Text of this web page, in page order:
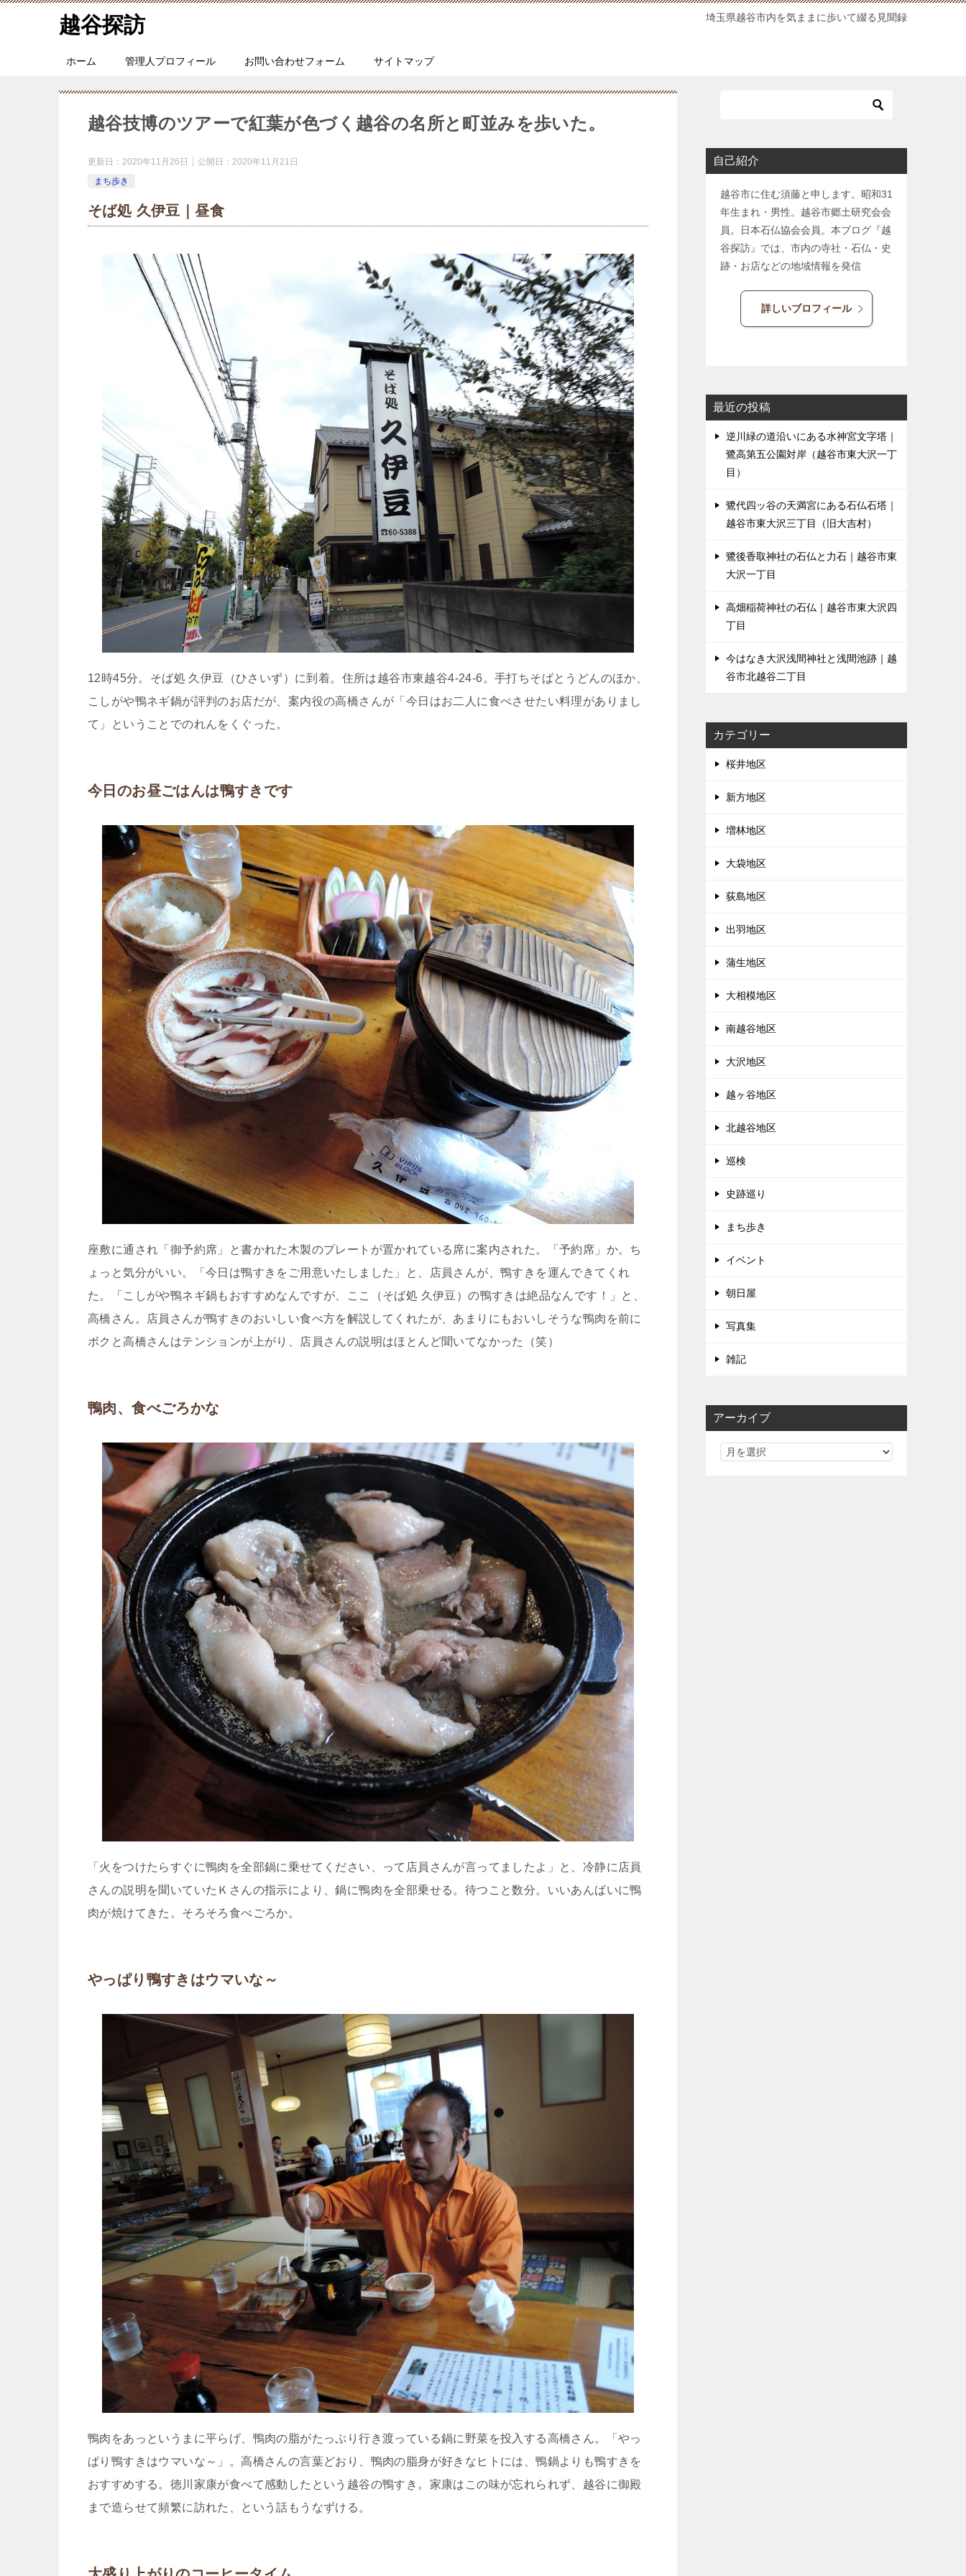
越谷探訪 埼玉県越谷市内を気ままに歩いて綴る見聞録
ホーム 管理人プロフィール お問い合わせフォーム サイトマップ
越谷技博のツアーで紅葉が色づく越谷の名所と町並みを歩いた。
更新日： 2020年11月26日 公開日： 2020年11月21日
まち歩き
そば処 久伊豆｜昼食
12時45分。そば処 久伊豆（ひさいず）に到着。住所は越谷市東越谷4-24-6。手打ちそばとうどんのほか、
こしがや鴨ネギ鍋が評判のお店だが、案内役の高橋さんが「今日はお二人に食べさせたい料理がありまし
て」ということでのれんをくぐった。
今日のお昼ごはんは鴨すきです
座敷に通され「御予約席」と書かれた木製のプレートが置かれている席に案内された。「予約席」か。ち
ょっと気分がいい。「今日は鴨すきをご用意いたしました」と、店員さんが、鴨すきを運んできてくれ
た。「こしがや鴨ネギ鍋もおすすめなんですが、ここ（そば処 久伊豆）の鴨すきは絶品なんです！」と、
高橋さん。店員さんが鴨すきのおいしい食べ方を解説してくれたが、あまりにもおいしそうな鴨肉を前に
ボクと高橋さんはテンションが上がり、店員さんの説明はほとんど聞いてなかった（笑）
鴨肉、食べごろかな
「火をつけたらすぐに鴨肉を全部鍋に乗せてください、って店員さんが言ってましたよ」と、冷静に店員
さんの説明を聞いていたＫさんの指示により、鍋に鴨肉を全部乗せる。待つこと数分。いいあんばいに鴨
肉が焼けてきた。そろそろ食べごろか。
やっぱり鴨すきはウマいな～
鴨肉をあっというまに平らげ、鴨肉の脂がたっぷり行き渡っている鍋に野菜を投入する高橋さん。「やっ
ぱり鴨すきはウマいな～」。高橋さんの言葉どおり、鴨肉の脂身が好きなヒトには、鴨鍋よりも鴨すきを
おすすめする。徳川家康が食べて感動したという越谷の鴨すき。家康はこの味が忘れられず、越谷に御殿
まで造らせて頻繁に訪れた、という話もうなずける。
自己紹介
越谷市に住む須藤と申します。昭和31
年生まれ・男性。越谷市郷土研究会会
員。日本石仏協会会員。本ブログ『越
谷探訪』では、市内の寺社・石仏・史
跡・お店などの地域情報を発信
詳しいブロフィール
最近の投稿
逆川緑の道沿いにある水神宮文字塔｜
鷺高第五公園対岸（越谷市東大沢一丁
目）
鷺代四ッ谷の天満宮にある石仏石塔｜
越谷市東大沢三丁目（旧大吉村）
鷺後香取神社の石仏と力石｜越谷市東
大沢一丁目
高畑稲荷神社の石仏｜越谷市東大沢四
丁目
今はなき大沢浅間神社と浅間池跡｜越
谷市北越谷二丁目
カテゴリー
桜井地区
新方地区
増林地区
大袋地区
荻島地区
出羽地区
蒲生地区
大相模地区
南越谷地区
大沢地区
越ヶ谷地区
北越谷地区
巡検
史跡巡り
まち歩き
イベント
朝日屋
写真集
雑記
アーカイブ